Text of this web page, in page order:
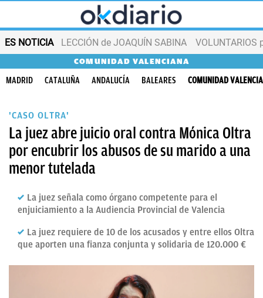
ES NOTICIA LECCIÓN de JOAQUÍN SABINA VOLUNTARIOS
COMUNIDAD VALENCIANA
MADRID CATALUÑA ANDALUCÍA BALEARES COMUNIDAD
'CASO OLTRA'
La juez abre juicio oral contra Mónica Oltra
por encubrir los abusos de su marido a una
menor tutelada
La juez señala como órgano competente para el
enjuiciamiento a la Audiencia Provincial de Valencia
La juez requiere de 10 de los acusados y entre ellos Oltra
que aporten una fianza conjunta y solidaria de 120.000 €